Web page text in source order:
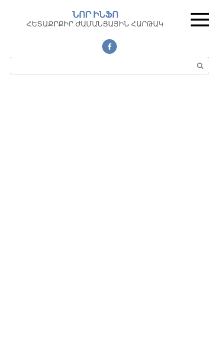
контенту
ՆՈՐ ԻՆՖՈ
ՀԵՏԱՔՐՔԻՐ ԺԱՄԱՆՑԱՅԻՆ ՀԱՐԹԱԿ
Поиск: